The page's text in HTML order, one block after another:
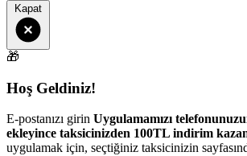
Kapat
🎁
Hoş Geldiniz!
E-postanızı girin Uygulamamızı
ekleyince taksicinizden 100TL indirim
uygulamak için, seçtiğiniz taksicinizin